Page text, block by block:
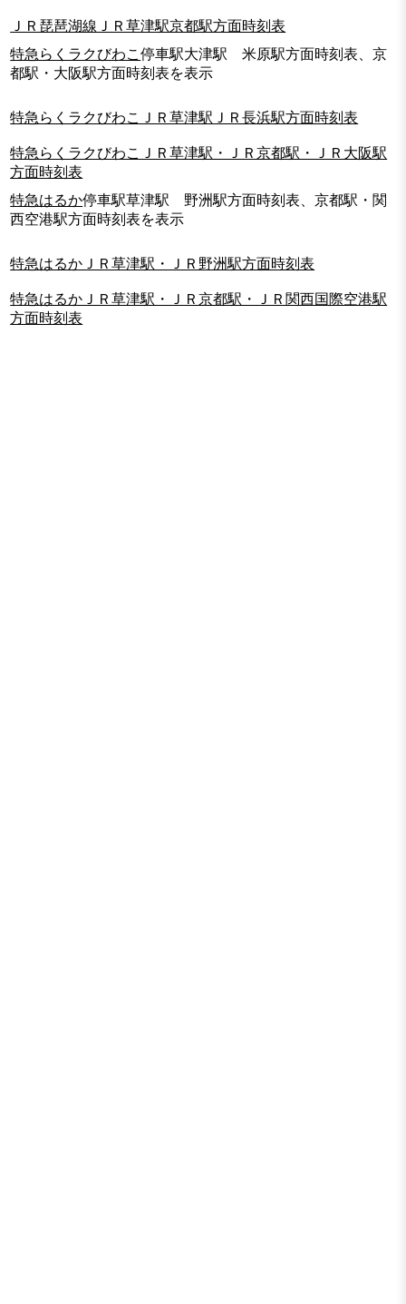
ＪＲ琵琶湖線ＪＲ草津駅京都駅方面時刻表
特急らくラクびわこ停車駅大津駅 米原駅方面時刻表、京
都駅・大阪駅方面時刻表を表示
特急らくラクびわこＪＲ草津駅ＪＲ長浜駅方面時刻表
特急らくラクびわこＪＲ草津駅・ＪＲ京都駅・ＪＲ大阪駅
方面時刻表
特急はるか停車駅草津駅 野洲駅方面時刻表、京都駅・関
西空港駅方面時刻表を表示
特急はるかＪＲ草津駅・ＪＲ野洲駅方面時刻表
特急はるかＪＲ草津駅・ＪＲ京都駅・ＪＲ関西国際空港駅
方面時刻表